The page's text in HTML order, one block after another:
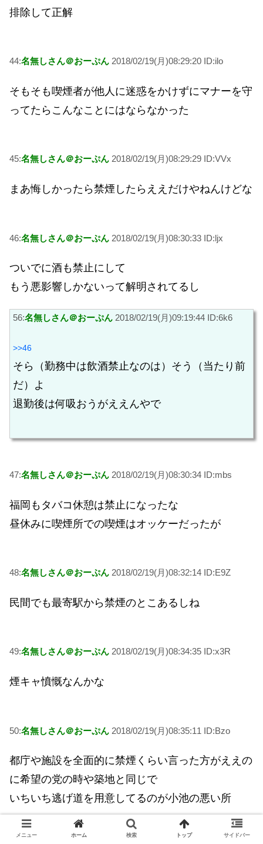
排除して正解
44:名無しさん＠おーぷん 2018/02/19(月)08:29:20 ID:ilo
そもそも喫煙者が他人に迷惑をかけずにマナーを守
ってたらこんなことにはならなかった
45:名無しさん＠おーぷん 2018/02/19(月)08:29:29 ID:VVx
まあ悔しかったら禁煙したらええだけやねんけどな
46:名無しさん＠おーぷん 2018/02/19(月)08:30:33 ID:ljx
ついでに酒も禁止にして
もう悪影響しかないって解明されてるし
56:名無しさん＠おーぷん 2018/02/19(月)09:19:44 ID:6k6
>>46
そら（勤務中は飲酒禁止なのは）そう（当たり前
だ）よ
退勤後は何吸おうがええんやで
47:名無しさん＠おーぷん 2018/02/19(月)08:30:34 ID:mbs
福岡もタバコ休憩は禁止になったな
昼休みに喫煙所での喫煙はオッケーだったが
48:名無しさん＠おーぷん 2018/02/19(月)08:32:14 ID:E9Z
民間でも最寄駅から禁煙のとこあるしね
49:名無しさん＠おーぷん 2018/02/19(月)08:34:35 ID:x3R
煙キャ憤慨なんかな
50:名無しさん＠おーぷん 2018/02/19(月)08:35:11 ID:Bzo
都庁や施設を全面的に禁煙くらい言った方がええの
に希望の党の時や築地と同じで
いちいち逃げ道を用意してるのが小池の悪い所
メニュー ホーム 検索 トップ サイドバー